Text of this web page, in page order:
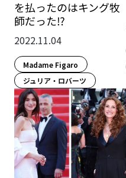
を払ったのはキング牧
師だった⁉
2022.11.04
Madame Figaro
ジュリア・ロバーツ